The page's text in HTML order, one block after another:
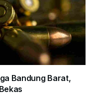
Bandung Barat,